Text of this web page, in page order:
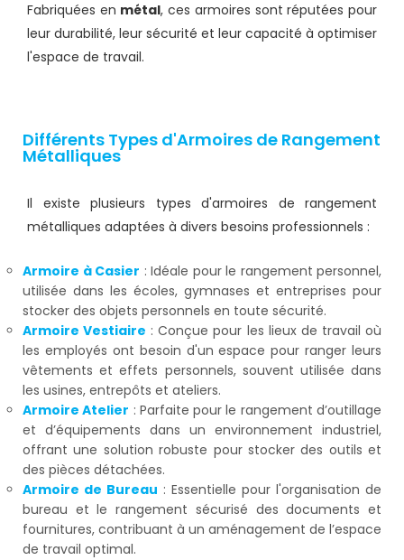
Fabriquées en métal, ces armoires sont réputées pour
leur durabilité, leur sécurité et leur capacité à optimiser
l'espace de travail.
Différents Types d'Armoires de Rangement
Métalliques
Il existe plusieurs types d'armoires de rangement
métalliques adaptées à divers besoins professionnels :
Armoire à Casier : Idéale pour le rangement personnel,
utilisée dans les écoles, gymnases et entreprises pour
stocker des objets personnels en toute sécurité.
Armoire Vestiaire : Conçue pour les lieux de travail où
les employés ont besoin d'un espace pour ranger leurs
vêtements et effets personnels, souvent utilisée dans
les usines, entrepôts et ateliers.
Armoire Atelier : Parfaite pour le rangement d’outillage
et d’équipements dans un environnement industriel,
offrant une solution robuste pour stocker des outils et
des pièces détachées.
Armoire de Bureau : Essentielle pour l'organisation de
bureau et le rangement sécurisé des documents et
fournitures, contribuant à un aménagement de l’espace
de travail optimal.